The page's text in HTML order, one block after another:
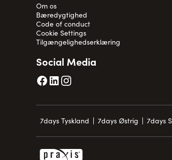
Om os
Bæredygtighed
Code of conduct
Cookie Settings
Tilgængelighedserklæring
Social Media
7days Tyskland 7days Østrig 7days